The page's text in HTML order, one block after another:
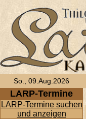
So., 09.Aug.2026
LARP-Termine
LARP-Termine suchen
und anzeigen